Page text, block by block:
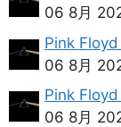
06 8月
Pink
06 8月
Pink
06 8月